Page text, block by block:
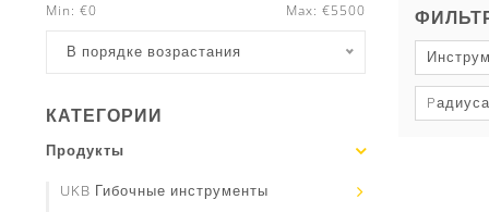
Min: €0 Max: €5500
В порядке возрастания
КАТЕГОРИИ
Продукты
UKB Гибочные инструменты
Pадиуса